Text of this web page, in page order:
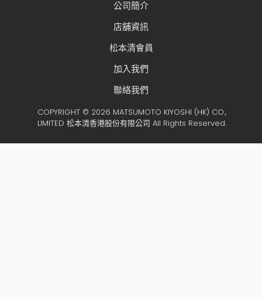
公司簡介
店舖資訊
松本清會員
加入我們
聯絡我們
COPYRIGHT © 2026 MATSUMOTO KIYOSHI (HK) CO.,
LIMITED 松本清香港股份有限公司 All Rights Reserved.